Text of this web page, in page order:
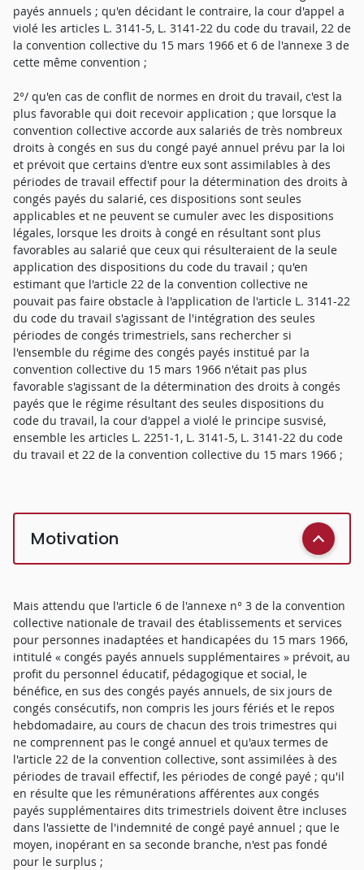
payés annuels ; qu'en décidant le contraire, la cour d'appel a
violé les articles L. 3141-5, L. 3141-22 du code du travail, 22 de
la convention collective du 15 mars 1966 et 6 de l'annexe 3 de
cette même convention ;
2°/ qu'en cas de conflit de normes en droit du travail, c'est la
plus favorable qui doit recevoir application ; que lorsque la
convention collective accorde aux salariés de très nombreux
droits à congés en sus du congé payé annuel prévu par la loi
et prévoit que certains d'entre eux sont assimilables à des
périodes de travail effectif pour la détermination des droits à
congés payés du salarié, ces dispositions sont seules
applicables et ne peuvent se cumuler avec les dispositions
légales, lorsque les droits à congé en résultant sont plus
favorables au salarié que ceux qui résulteraient de la seule
application des dispositions du code du travail ; qu'en
estimant que l'article 22 de la convention collective ne
pouvait pas faire obstacle à l'application de l'article L. 3141-22
du code du travail s'agissant de l'intégration des seules
périodes de congés trimestriels, sans rechercher si
l'ensemble du régime des congés payés institué par la
convention collective du 15 mars 1966 n'était pas plus
favorable s'agissant de la détermination des droits à congés
payés que le régime résultant des seules dispositions du
code du travail, la cour d'appel a violé le principe susvisé,
ensemble les articles L. 2251-1, L. 3141-5, L. 3141-22 du code
du travail et 22 de la convention collective du 15 mars 1966 ;
Motivation
Mais attendu que l'article 6 de l'annexe n° 3 de la convention
collective nationale de travail des établissements et services
pour personnes inadaptées et handicapées du 15 mars 1966,
intitulé « congés payés annuels supplémentaires » prévoit, au
profit du personnel éducatif, pédagogique et social, le
bénéfice, en sus des congés payés annuels, de six jours de
congés consécutifs, non compris les jours fériés et le repos
hebdomadaire, au cours de chacun des trois trimestres qui
ne comprennent pas le congé annuel et qu'aux termes de
l'article 22 de la convention collective, sont assimilées à des
périodes de travail effectif, les périodes de congé payé ; qu'il
en résulte que les rémunérations afférentes aux congés
payés supplémentaires dits trimestriels doivent être incluses
dans l'assiette de l'indemnité de congé payé annuel ; que le
moyen, inopérant en sa seconde branche, n'est pas fondé
pour le surplus ;